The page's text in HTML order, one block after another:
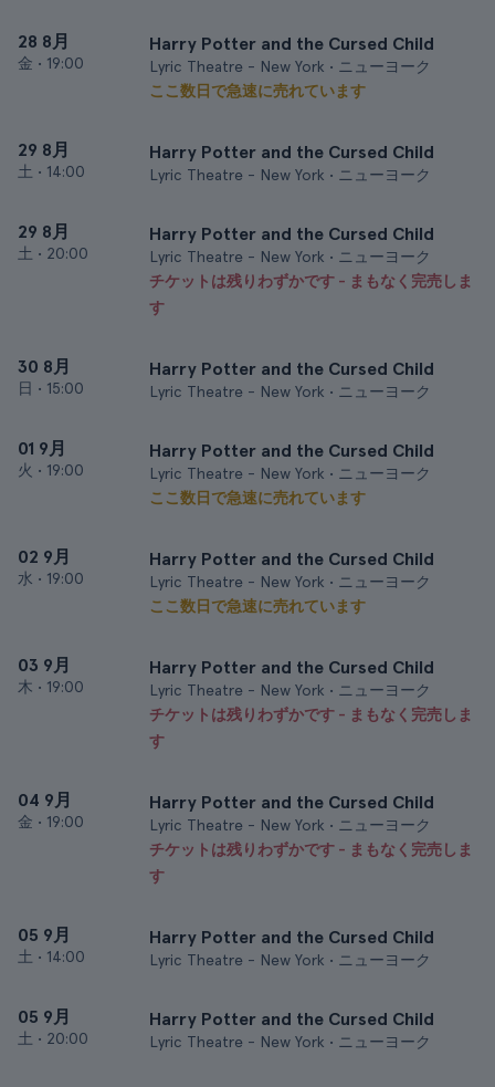
28 8月
金 • 19:00
Harry Potter and the Cursed Child
Lyric Theatre - New York • ニューヨーク
ここ数日で急速に売れています
29 8月
土 • 14:00
Harry Potter and the Cursed Child
Lyric Theatre - New York • ニューヨーク
29 8月
土 • 20:00
Harry Potter and the Cursed Child
Lyric Theatre - New York • ニューヨーク
チケットは残りわずかです - まもなく完売しま
す
30 8月
日 • 15:00
Harry Potter and the Cursed Child
Lyric Theatre - New York • ニューヨーク
01 9月
火 • 19:00
Harry Potter and the Cursed Child
Lyric Theatre - New York • ニューヨーク
ここ数日で急速に売れています
02 9月
水 • 19:00
Harry Potter and the Cursed Child
Lyric Theatre - New York • ニューヨーク
ここ数日で急速に売れています
03 9月
木 • 19:00
Harry Potter and the Cursed Child
Lyric Theatre - New York • ニューヨーク
チケットは残りわずかです - まもなく完売しま
す
04 9月
金 • 19:00
Harry Potter and the Cursed Child
Lyric Theatre - New York • ニューヨーク
チケットは残りわずかです - まもなく完売しま
す
05 9月
土 • 14:00
Harry Potter and the Cursed Child
Lyric Theatre - New York • ニューヨーク
05 9月
土 • 20:00
Harry Potter and the Cursed Child
Lyric Theatre - New York • ニューヨーク